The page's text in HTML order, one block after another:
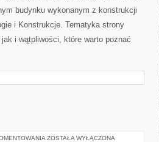
budynku wykonanym z konstrukcji
i Konstrukcje. Tematyka strony
i wątpliwości, które warto poznać
INDIE
ZOSTAŁA WYŁĄCZONA